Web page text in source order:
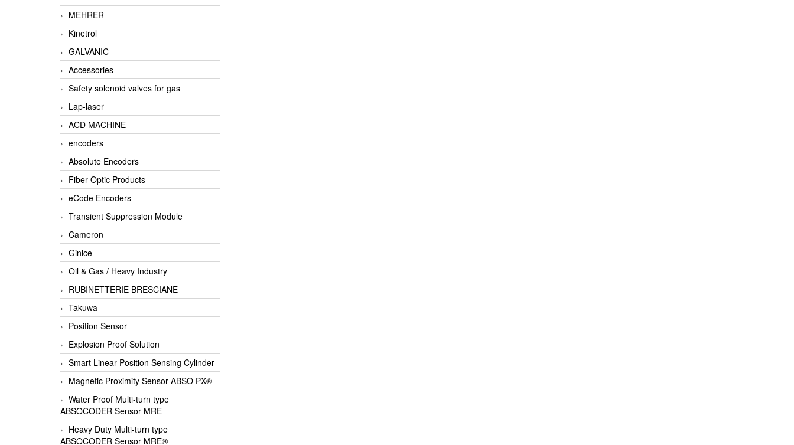
MEHRER
Kinetrol
GALVANIC
Accessories
Safety solenoid valves for gas
Lap-laser
ACD MACHINE
encoders
Absolute Encoders
Fiber Optic Products
eCode Encoders
Transient Suppression Module
Cameron
Ginice
Oil & Gas / Heavy Industry
RUBINETTERIE BRESCIANE
Takuwa
Position Sensor
Explosion Proof Solution
Smart Linear Position Sensing Cylinder
Magnetic Proximity Sensor ABSO PX®
Water Proof Multi-turn type
ABSOCODER Sensor MRE
Heavy Duty Multi-turn type
ABSOCODER Sensor MRE®